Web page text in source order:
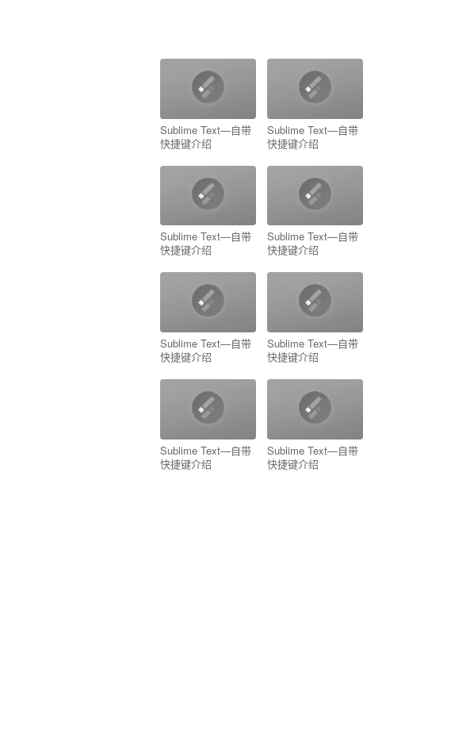
Sublime Text—自带
快捷键介绍
Sublime Text—自带
快捷键介绍
Sublime Text—自带
快捷键介绍
Sublime Text—自带
快捷键介绍
Sublime Text—自带
快捷键介绍
Sublime Text—自带
快捷键介绍
Sublime Text—自带
快捷键介绍
Sublime Text—自带
快捷键介绍